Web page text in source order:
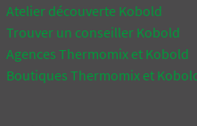
Atelier découverte Kobold
Trouver un conseiller Kobold
Agences Thermomix et Kobold
Boutiques Thermomix et